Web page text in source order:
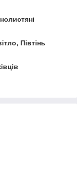
Півтінь